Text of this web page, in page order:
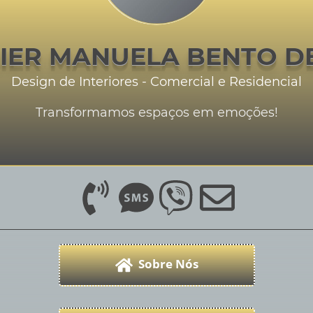
MANUELA BENTO
Design de Interiores - Comercial e Residencial
Transformamos espaços em emoções!
Sobre Nós